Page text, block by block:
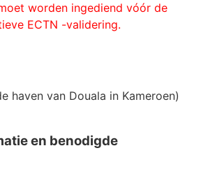
worden ingediend vóór de
ECTN -validering.
haven van Douala in Kameroen)
en benodigde